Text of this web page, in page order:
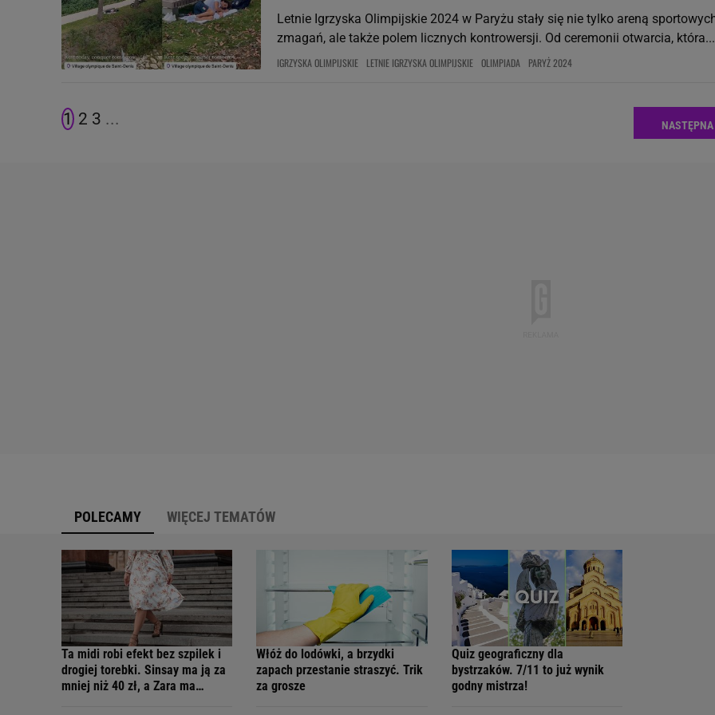
Letnie Igrzyska Olimpijskie 2024 w Paryżu stały się nie tylko areną
zmagań, ale także polem licznych kontrowersji. Od ceremonii otwarcia, która...
IGRZYSKA OLIMPIJSKIE LETNIE IGRZYSKA OLIMPIJSKIE OLIMPIADA PARYŻ 2024
1 2 3 ... NASTĘPNA
POLECAMY WIĘCEJ TEMATÓW
Ta midi robi efekt bez szpilek i
drogiej torebki. Sinsay ma ją za
mniej niż 40 zł, a Zara ma
Włóż do lodówki, a brzydki
zapach przestanie straszyć. Trik
za grosze
Quiz geograficzny dla
bystrzaków. 7/11 to już wynik
godny mistrza!